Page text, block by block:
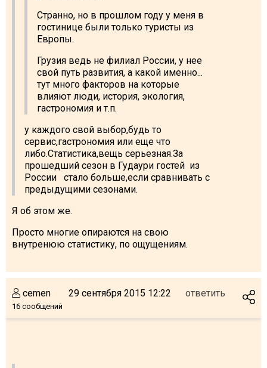
Странно, но в прошлом году у меня в
гостинице были только туристы из
Европы.
Грузия ведь не филиал России, у нее
свой путь развития, а какой именно...
тут много факторов на которые
влияют люди, история, экология,
гастрономия и т.п.
у каждого свой выбор,будь то
сервис,гастрономия или еще что
либо.Статистика,вещь серьезная.За
прошедший сезон в Гудаури гостей из
России стало больше,если сравнивать с
предыдущими сезонами.
Я об этом же.
Просто многие опираются на свою
внутренюю статистику, по ощущениям.
cemen
16 сообщений
29 сентября 2015 12:22 ответить